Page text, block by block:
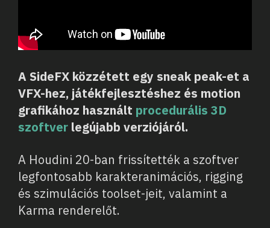
A SideFX közzétett egy sneak peak-et a
VFX-hez, játékfejlesztéshez és motion
grafikához használt procedurális 3D
szoftver legújabb verziójáról.
A Houdini 20-ban frissítették a szoftver
legfontosabb karakteranimációs, rigging
és szimulációs toolset-jeit, valamint a
Karma renderelőt.